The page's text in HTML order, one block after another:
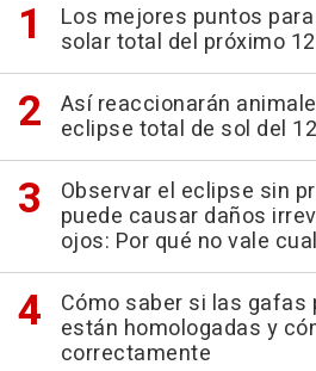
Los mejores puntos
solar total del próximo
Así reaccionarán
eclipse total de sol del
Observar el eclipse sin
puede causar daños
ojos: Por qué no vale
Cómo saber si las gafas
están homologadas y
correctamente